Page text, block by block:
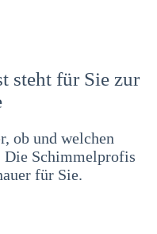
steht für Sie zur
ob und welchen
Die Schimmelprofis
für Sie.